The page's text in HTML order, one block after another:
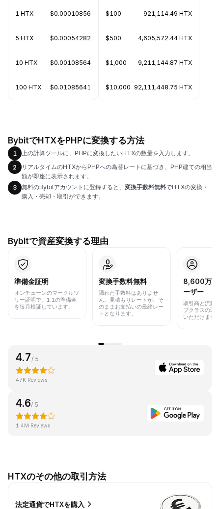
1 HTX $0.00010856
5 HTX $0.00054282
10 HTX $0.00108564
100 HTX $0.01085641
$100 921,114.49 HTX
$500 4,605,572.44 HTX
$1,000 9,211,144.87 HTX
$10,000 92,111,448.75 HTX
BybitでHTXをPHPに変換する方法
1
上の計算ツールに、PHPに変換したいHTXの数量を入力します。
2
リアルタイムのHTXからPHPへの為替レートに基づき、PHP建ての相当
額が即座に表示されます。
3
無料のBybitアカウントに登録すると、 変換手数料無料でHTXの変換・
購入・売却・取引ができます。
Bybitで資産変換する理由
準備金証明
オンチェーンのマークルツ
リー証明で、1:1の準備金
を毎月検証しています。
変換手数料無料
隠れた手数料はありませ
ん。見積もりレートが、そ
のままお支払いの最終レー
トとなります。
8,600万人
ーザー
取引高と流動
プクラスの取
いただけます
4.7/ 5
47K Reviews
4.6/ 5
1.4M Reviews
HTXのその他の取引方法
法定通貨でHTXを購入